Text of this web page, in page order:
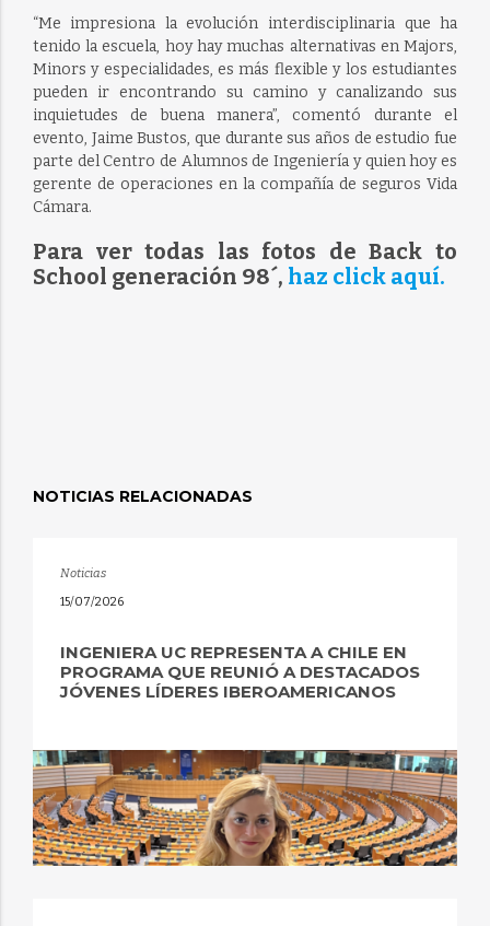
“Me impresiona la evolución interdisciplinaria que ha
tenido la escuela, hoy hay muchas alternativas en Majors,
Minors y especialidades, es más flexible y los estudiantes
pueden ir encontrando su camino y canalizando sus
inquietudes de buena manera”, comentó durante el
evento, Jaime Bustos, que durante sus años de estudio fue
parte del Centro de Alumnos de Ingeniería y quien hoy es
gerente de operaciones en la compañía de seguros Vida
Cámara.
Para ver todas las fotos de Back to
School generación 98´, haz click aquí.
NOTICIAS RELACIONADAS
Noticias
15/07/2026
INGENIERA UC REPRESENTA A CHILE EN
PROGRAMA QUE REUNIÓ A DESTACADOS
JÓVENES LÍDERES IBEROAMERICANOS